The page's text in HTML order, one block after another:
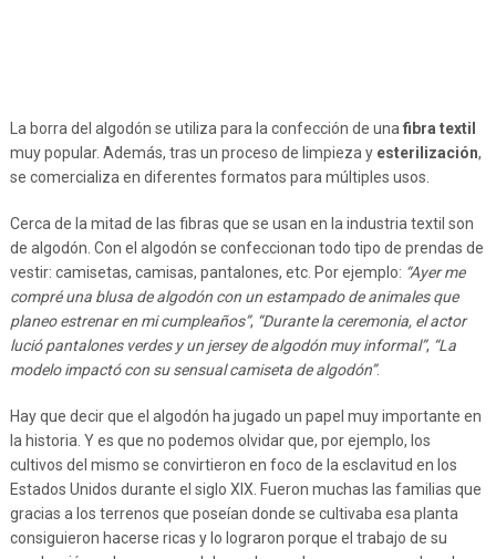
La borra del algodón se utiliza para la confección de una fibra textil
muy popular. Además, tras un proceso de limpieza y esterilización,
se comercializa en diferentes formatos para múltiples usos.
Cerca de la mitad de las fibras que se usan en la industria textil son
de algodón. Con el algodón se confeccionan todo tipo de prendas de
vestir: camisetas, camisas, pantalones, etc. Por ejemplo: “Ayer me
compré una blusa de algodón con un estampado de animales que
planeo estrenar en mi cumpleaños”, “Durante la ceremonia, el actor
lució pantalones verdes y un jersey de algodón muy informal”, “La
modelo impactó con su sensual camiseta de algodón”.
Hay que decir que el algodón ha jugado un papel muy importante en
la historia. Y es que no podemos olvidar que, por ejemplo, los
cultivos del mismo se convirtieron en foco de la esclavitud en los
Estados Unidos durante el siglo XIX. Fueron muchas las familias que
gracias a los terrenos que poseían donde se cultivaba esa planta
consiguieron hacerse ricas y lo lograron porque el trabajo de su